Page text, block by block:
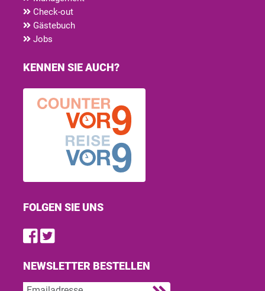
Check-out
Gästebuch
Jobs
KENNEN SIE AUCH?
FOLGEN SIE UNS
Find us on Facebook
Follow us on Twitter
NEWSLETTER BESTELLEN